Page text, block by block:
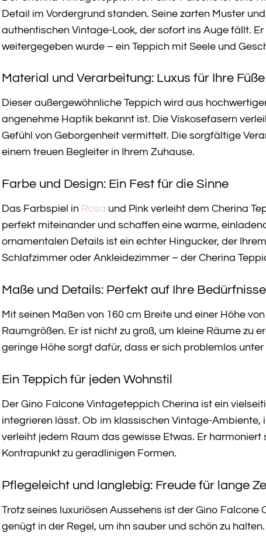
Detail im Vordergrund standen. Seine zarten Muster
authentischen Vintage-Look, der sofort ins Auge fällt.
weitergegeben wurde – ein Teppich mit Seele und
Material und Verarbeitung: Luxus für Ihre Füße
Dieser außergewöhnliche Teppich wird aus
angenehme Haptik bekannt ist. Die Viskosefasern
Gefühl von Geborgenheit vermittelt. Die sorgfältige
einem treuen Begleiter in Ihrem Zuhause.
Farbe und Design: Ein Fest für die Sinne
Das Farbspiel in Rosa und Pink verleiht dem Cherina
perfekt miteinander und schaffen eine warme,
ornamentalen Details ist ein echter Hingucker, der
Schlafzimmer oder Ankleidezimmer – der Cherina
Maße und Details: Perfekt auf Ihre
Mit seinen Maßen von 160 cm Breite und einer Höhe
Raumgrößen. Er ist nicht zu groß, um kleine Räume zu
geringe Höhe sorgt dafür, dass er sich problemlos
Ein Teppich für jeden Wohnstil
Der Gino Falcone Vintageteppich Cherina ist ein
integrieren lässt. Ob im klassischen Vintage-
verleiht jedem Raum das gewisse Etwas. Er
Kontrapunkt zu geradlinigen Formen.
Pflegeleicht und langlebig: Freude für lange
Trotz seines luxuriösen Aussehens ist der Gino
genügt in der Regel, um ihn sauber und schön zu